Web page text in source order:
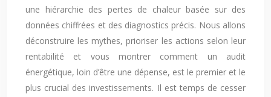
une hiérarchie des pertes de chaleur basée sur des
données chiffrées et des diagnostics précis. Nous allons
déconstruire les mythes, prioriser les actions selon leur
rentabilité et vous montrer comment un audit
énergétique, loin d’être une dépense, est le premier et le
plus crucial des investissements. Il est temps de cesser